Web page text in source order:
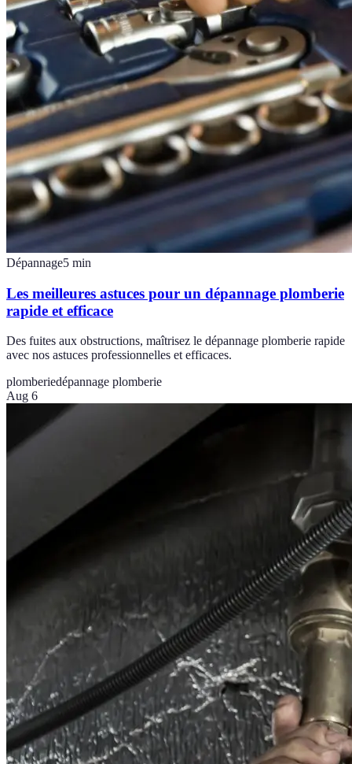
Dépannage5 min
Les meilleures astuces pour un dépannage plomberie
rapide et efficace
Des fuites aux obstructions, maîtrisez le dépannage plomberie rapide
avec nos astuces professionnelles et efficaces.
plomberiedépannage plomberie
Aug 6